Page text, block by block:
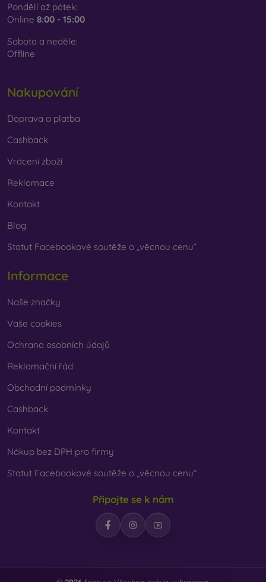
Pondělí až pátek:
Online 8:00 - 15:00
Sobota a neděle:
Offline
Nakupování
Doprava a platba
Cashback
Vrácení zboží
Reklamace
Kontakt
Blog
Statut Facebookové soutěže o „věcnou cenu“
Informace
Naše značky
Vaše cookies
Ochrana osobních údajů
Reklamační řád
Obchodní podmínky
Cashback
Kontakt
Nákup bez DPH pro firmy
Statut Facebookové soutěže o „věcnou cenu“
Připojte se k nám